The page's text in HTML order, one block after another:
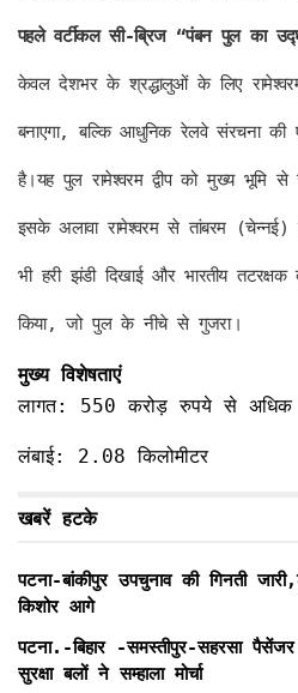
पहले वर्टीकल सी-ब्रिज “पंबन पुल का
केवल देशभर के श्रद्धालुओं के लिए
बनाएगा, बल्कि आधुनिक रेलवे संरचना की
है।यह पुल रामेश्वरम द्वीप को मुख्य भूमि से
इसके अलावा रामेश्वरम से तांबरम
भी हरी झंडी दिखाई और भारतीय
किया, जो पुल के नीचे से गुजरा।
मुख्य विशेषताएं
लागत: 550 करोड़ रुपये से अधिक
लंबाई: 2.08 किलोमीटर
खबरें हटके
पटना-बांकीपुर उपचुनाव की गिनती
किशोर आगे
पटना.-बिहार -समस्तीपुर-सहरसा
सुरक्षा बलों ने सम्हाला मोर्चा